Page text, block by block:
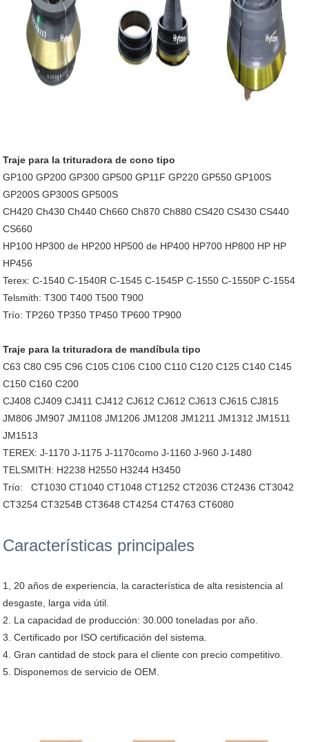
Traje para la trituradora de cono tipo
GP100 GP200 GP300 GP500 GP11F GP220 GP550 GP100S
GP200S GP300S GP500S
CH420 Ch430 Ch440 Ch660 Ch870 Ch880 CS420 CS430 CS440
CS660
HP100 HP300 de HP200 HP500 de HP400 HP700 HP800 HP HP
HP456
Terex: C-1540 C-1540R C-1545 C-1545P C-1550 C-1550P C-1554
Telsmith: T300 T400 T500 T900
Trío: TP260 TP350 TP450 TP600 TP900
Traje para la trituradora de mandíbula tipo
C63 C80 C95 C96 C105 C106 C100 C110 C120 C125 C140 C145
C150 C160 C200
CJ408 CJ409 CJ411 CJ412 CJ612 CJ612 CJ613 CJ615 CJ815
JM806 JM907 JM1108 JM1206 JM1208 JM1211 JM1312 JM1511
JM1513
TEREX: J-1170 J-1175 J-1170como J-1160 J-960 J-1480
TELSMITH: H2238 H2550 H3244 H3450
Trío: CT1030 CT1040 CT1048 CT1252 CT2036 CT2436 CT3042
CT3254 CT3254B CT3648 CT4254 CT4763 CT6080
Características principales
1, 20 años de experiencia, la característica de alta resistencia al
desgaste, larga vida útil.
2. La capacidad de producción: 30.000 toneladas por año.
3. Certificado por ISO certificación del sistema.
4. Gran cantidad de stock para el cliente con precio competitivo.
5. Disponemos de servicio de OEM.